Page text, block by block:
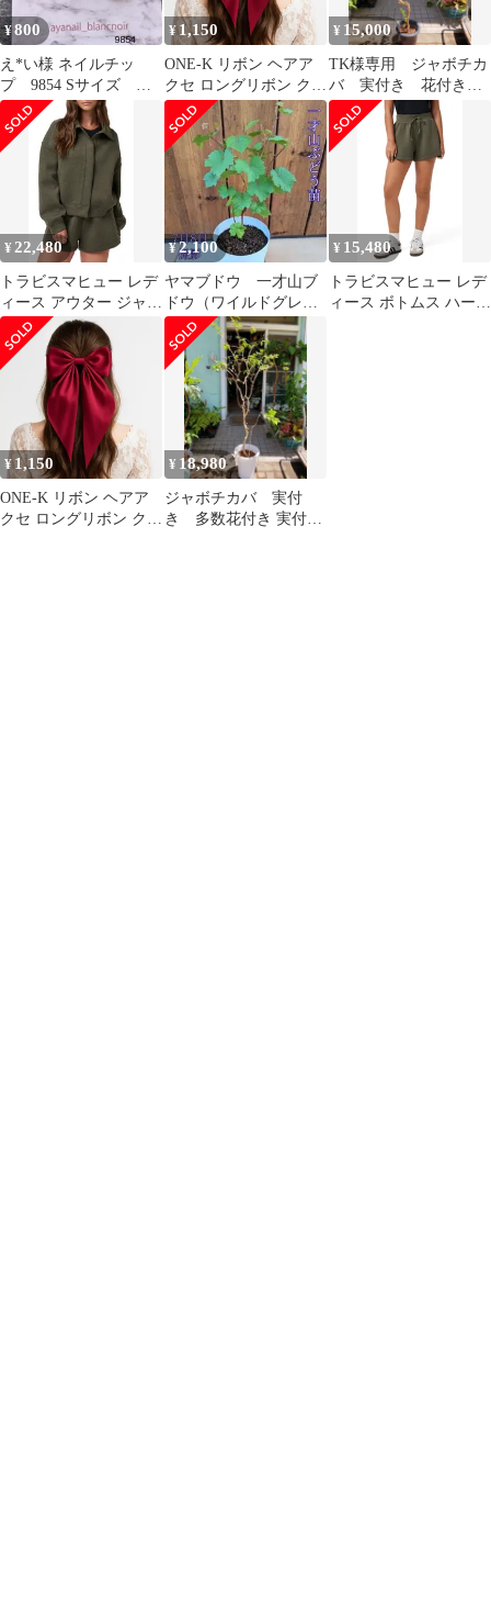
¥800
え*い様 ネイルチッ
プ 9854 Sサイズ フ
ットネイル パープ
ル グレープ ペ
¥ 1,150
ONE-K リボン ヘアア
クセ ロングリボン クリ
ップ バレッタ クリップ
髪留め 髪飾り ヘアー
お姫様 ロリータ 可愛い
キッズ おしゃれ 結婚式
蝶結び 誕生日 大きい
¥ 15,000
TK様専用 ジャボチカ
バ 実付き 花付き
大株 8号 送料無料
¥ 22,480
トラビスマヒュー レデ
ィース アウター ジャケ
ット・ブルゾン キャッ
プ ケープ TravisMathew
Cloudscape ButtonUp
Jacket Heather Grape
Leaf ヘ
¥2,100
ヤマブドウ 一才山ブ
ドウ（ワイルドグレー
プ）5号プラ鉢 鉢ごと
発送
¥ 15,480
トラビスマヒュー レデ
ィース ボトムス ハーフ
¥ 1,150
ONE-K リボン ヘアア
クセ ロングリボン クリ
¥ 18,980
ジャボチカバ 実付
き 多数花付き 実付